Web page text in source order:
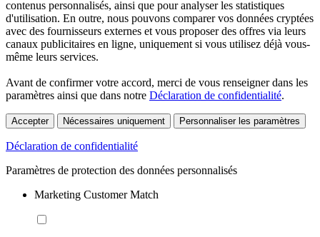
contenus personnalisés, ainsi que pour analyser les statistiques
d'utilisation. En outre, nous pouvons comparer vos données cryptées
avec des fournisseurs externes et vous proposer des offres via leurs
canaux publicitaires en ligne, uniquement si vous utilisez déjà vous-
même leurs services.
Avant de confirmer votre accord, merci de vous renseigner dans les
paramètres ainsi que dans notre Déclaration de confidentialité.
Accepter Nécessaires uniquement Personnaliser les paramètres
Déclaration de confidentialité
Paramètres de protection des données personnalisés
Marketing Customer Match